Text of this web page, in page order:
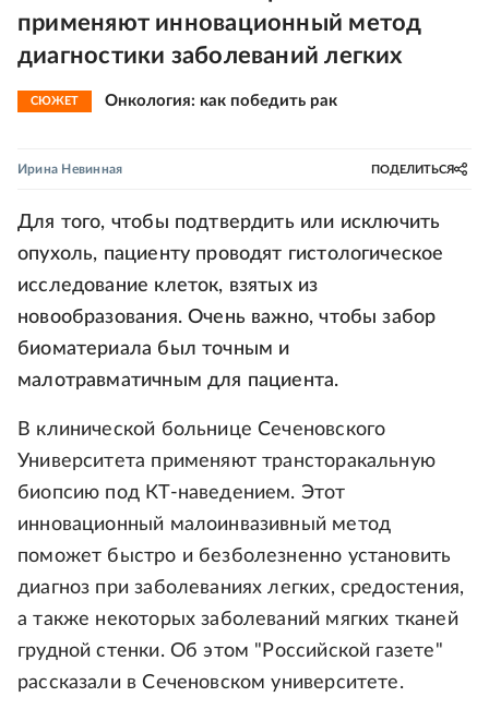
применяют инновационный метод
диагностики заболеваний легких
СЮЖЕТ Онкология: как победить рак
Ирина Невинная ПОДЕЛИТЬСЯ
Для того, чтобы подтвердить или исключить
опухоль, пациенту проводят гистологическое
исследование клеток, взятых из
новообразования. Очень важно, чтобы забор
биоматериала был точным и
малотравматичным для пациента.
В клинической больнице Сеченовского
Университета применяют трансторакальную
биопсию под КТ-наведением. Этот
инновационный малоинвазивный метод
поможет быстро и безболезненно установить
диагноз при заболеваниях легких, средостения,
а также некоторых заболеваний мягких тканей
грудной стенки. Об этом "Российской газете"
рассказали в Сеченовском университете.